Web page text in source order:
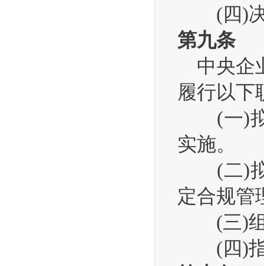
(四)决
第九条
中央企
履行以下
(一)拟
实施。
(二)拟
定合规管
(三)组
(四)指